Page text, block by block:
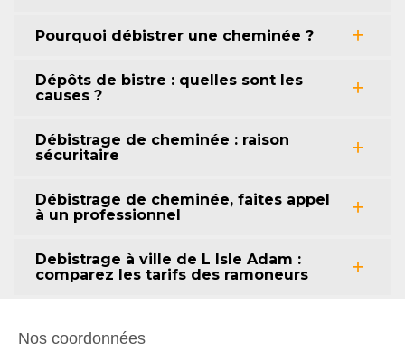
Pourquoi débistrer une cheminée ?
Dépôts de bistre : quelles sont les
causes ?
Débistrage de cheminée : raison
sécuritaire
Débistrage de cheminée, faites appel
à un professionnel
Debistrage à ville de L Isle Adam :
comparez les tarifs des ramoneurs
Nos coordonnées